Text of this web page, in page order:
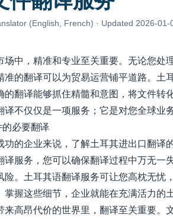
(English, French) · Updated 2026-01-
中，精准和专业至关重要。无论您
的翻译可以为贸易运营铺平道路。
的翻译能够抓住精髓和意图，将文件
不仅仅是一项服务；它是对您全球业
必要翻译
功的企业来说，了解土耳其进出口翻
服务，您可以确保翻译过程中万无
。土耳其语翻译服务可让您高枕无
握这些细节，企业就能在充满活力
来高昂代价的世界里，翻译至关重要